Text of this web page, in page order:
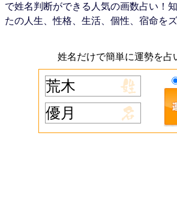
で姓名判断ができる人気の画数占い！
たの人生、性格、生活、個性、宿命を
姓名だけで簡単に運勢を占